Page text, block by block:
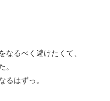
なるべく避けたくて、
。
るはずっ。